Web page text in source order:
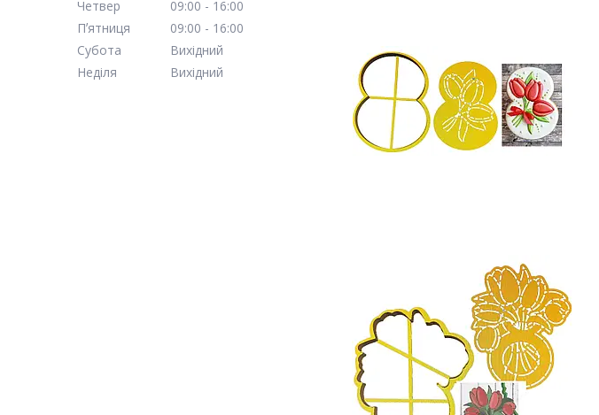
Четвер
09:00
16:00
Пʼятниця
09:00
16:00
Субота
Вихідний
Неділя
Вихідний